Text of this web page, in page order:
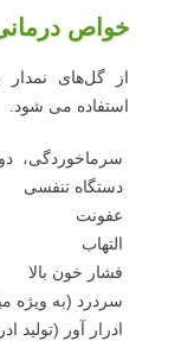
خواص
از گل‌های نمدار
استفاده می شود.
سرماخوردگی،
دستگاه تنفسی
عفونت
التهاب
فشار خون بالا
سردرد (به ویژه
ادرار آور (تولید